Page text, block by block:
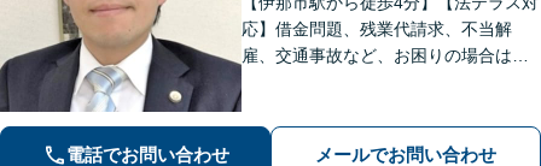
応】借金問題、残業代請求、不当解
雇、交通事故など、お困りの場合はす
ます!【秘密厳守】【破産管財人】
電話でお問い合わせ メールでお問い合わせ